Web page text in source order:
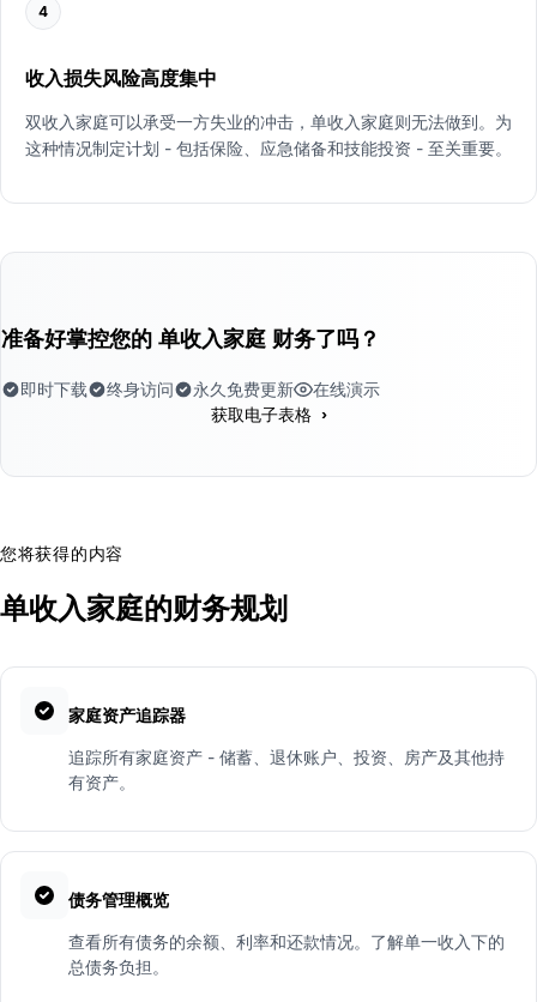
4
收入损失风险高度集中
双收入家庭可以承受一方失业的冲击，单收入家庭则无法做到。为
这种情况制定计划 - 包括保险、应急储备和技能投资 - 至关重要。
准备好掌控您的 单收入家庭 财务了吗？
即时下载 终身访问 永久免费更新 在线演示
获取电子表格 ›
您将获得的内容
单收入家庭的财务规划
家庭资产追踪器
追踪所有家庭资产 - 储蓄、退休账户、投资、房产及其他持
有资产。
债务管理概览
查看所有债务的余额、利率和还款情况。了解单一收入下的
总债务负担。